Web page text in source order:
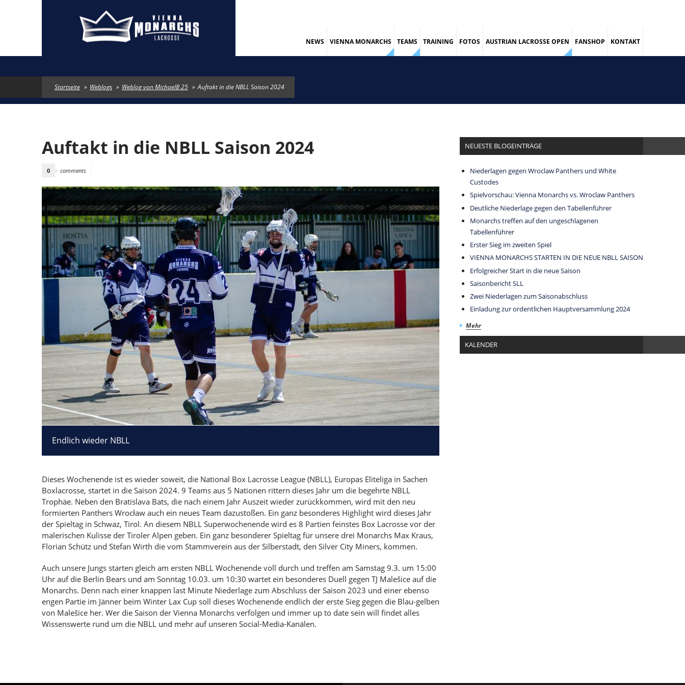
NEWS VIENNA MONARCHS TEAMS TRAINING FOTOS AUSTRIAN LACROSSE OPEN FANSHOP KONTAKT
Startseite » Weblogs » Weblog von MichaelB 25 » Auftakt in die NBLL Saison 2024
Auftakt in die NBLL Saison 2024
0 comments
Endlich wieder NBLL
Dieses Wochenende ist es wieder soweit, die National Box Lacrosse League (NBLL), Europas Eliteliga in Sachen
Boxlacrosse, startet in die Saison 2024. 9 Teams aus 5 Nationen rittern dieses Jahr um die begehrte NBLL
Trophäe. Neben den Bratislava Bats, die nach einem Jahr Auszeit wieder zurückkommen, wird mit den neu
formierten Panthers Wrocław auch ein neues Team dazustoßen. Ein ganz besonderes Highlight wird dieses Jahr
der Spieltag in Schwaz, Tirol. An diesem NBLL Superwochenende wird es 8 Partien feinstes Box Lacrosse vor der
malerischen Kulisse der Tiroler Alpen geben. Ein ganz besonderer Spieltag für unsere drei Monarchs Max Kraus,
Florian Schütz und Stefan Wirth die vom Stammverein aus der Silberstadt, den Silver City Miners, kommen.
Auch unsere Jungs starten gleich am ersten NBLL Wochenende voll durch und treffen am Samstag 9.3. um 15:00
Uhr auf die Berlin Bears und am Sonntag 10.03. um 10:30 wartet ein besonderes Duell gegen TJ Malešice auf die
Monarchs. Denn nach einer knappen last Minute Niederlage zum Abschluss der Saison 2023 und einer ebenso
engen Partie im Jänner beim Winter Lax Cup soll dieses Wochenende endlich der erste Sieg gegen die Blau-gelben
von Malešice her. Wer die Saison der Vienna Monarchs verfolgen und immer up to date sein will findet alles
Wissenswerte rund um die NBLL und mehr auf unseren Social-Media-Kanälen.
NEUESTE BLOGEINTRÄGE
Niederlagen gegen Wroclaw Panthers und White
Custodes
Spielvorschau: Vienna Monarchs vs. Wroclaw Panthers
Deutliche Niederlage gegen den Tabellenführer
Monarchs treffen auf den ungeschlagenen
Tabellenführer
Erster Sieg im zweiten Spiel
VIENNA MONARCHS STARTEN IN DIE NEUE NBLL SAISON
Erfolgreicher Start in die neue Saison
Saisonbericht SLL
Zwei Niederlagen zum Saisonabschluss
Einladung zur ordentlichen Hauptversammlung 2024
Mehr
KALENDER